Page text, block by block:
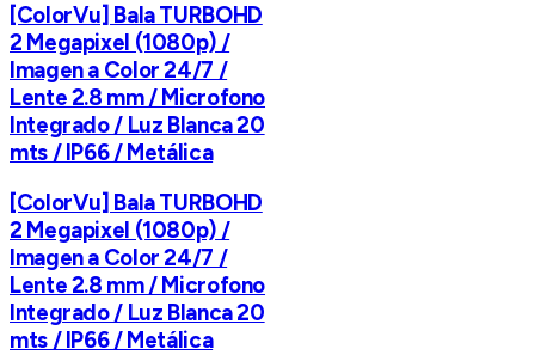
[ColorVu] Bala TURBOHD
2 Megapixel (1080p) /
Imagen a Color 24/7 /
Lente 2.8 mm / Microfono
Integrado / Luz Blanca 20
mts / IP66 / Metálica
[ColorVu] Bala TURBOHD
2 Megapixel (1080p) /
Imagen a Color 24/7 /
Lente 2.8 mm / Microfono
Integrado / Luz Blanca 20
mts / IP66 / Metálica